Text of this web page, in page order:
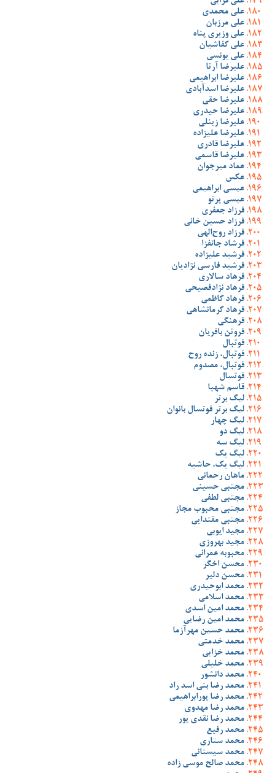
علی محمدی
علی مرزبان
علی وزیری پناه
علی کفاشیان
علی یونسی
علیرضا آرتا
علیرضا ابراهیمی
علیرضا اسدآبادی
علیرضا حقی
علیرضا حیدری
علیرضا زینلی
علیرضا علیزاده
علیرضا قادری
علیرضا قاسمی
عماد میرجوان
عکس
عیسی ابراهیمی
عیسی پرتو
فرزاد جعفری
فرزاد حسین خانی
فرزاد روح‌الهی
فرشاد جانفزا
فرشید علیزاده
فرشید فارسی نژادیان
فرهاد سالاری
فرهاد نژادفصیحی
فرهاد کاظمی
فرهاد کرمانشاهی
فرهنگی
فروتن باقریان
فوتبال
فوتبال، زنده روح
فوتبال، مصدوم
فوتسال
قاسم شهبا
لیگ برتر
لیگ برتر فوتسال بانوان
لیگ چهار
لیگ دو
لیگ سه
لیگ یک
لیگ یک، حاشیه
ماهان رحمانی
مجتبی حسینی
مجتبی لطفی
مجتبی محبوب مجاز
مجتبی مقتدایی
مجید ایوبی
مجید بهروزی
محبوبه عمرانی
محسن اخگر
محسن دلیر
محمد ابوحیدری
محمد اسلامی
محمد امین اسدی
محمد امین رضایی
محمد حسین مهرآزما
محمد خدمتی
محمد خزایی
محمد خلیلی
محمد دانشور
محمد رضا بنی اسد راد
محمد رضا پورابراهیمی
محمد رضا مهدوی
محمد رضا نقدی پور
محمد رفیع
محمد ستاری
محمد سیستانی
محمد صالح موسی زاده